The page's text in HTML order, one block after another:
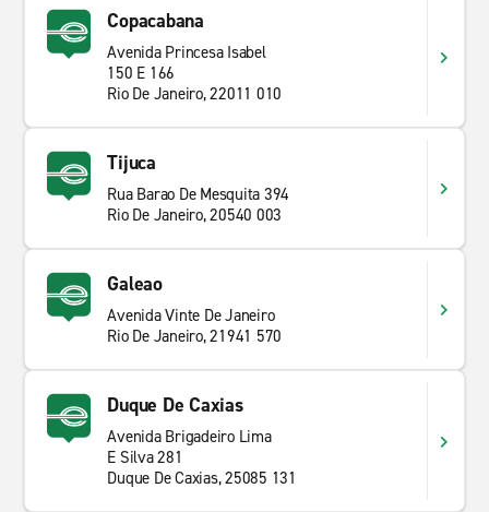
Copacabana
Avenida Princesa Isabel
150 E 166
Rio De Janeiro, 22011 010
Tijuca
Rua Barao De Mesquita 394
Rio De Janeiro, 20540 003
Galeao
Avenida Vinte De Janeiro
Rio De Janeiro, 21941 570
Duque De Caxias
Avenida Brigadeiro Lima
E Silva 281
Duque De Caxias, 25085 131